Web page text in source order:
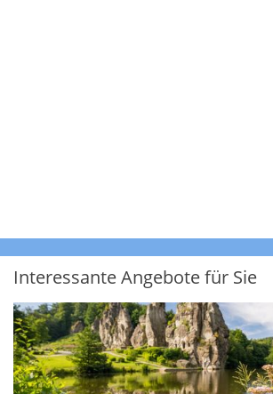
Interessante Angebote für Sie